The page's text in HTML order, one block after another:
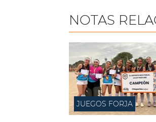
NOTAS
JUEGOS FORJA